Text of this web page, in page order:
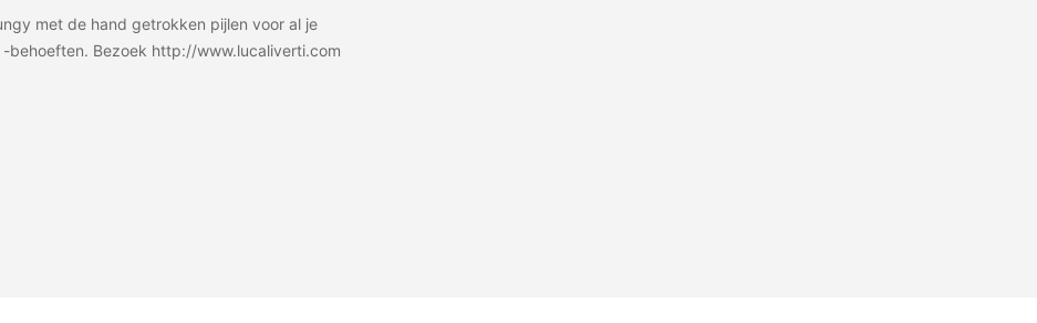
met de hand getrokken pijlen voor al je
-behoeften. Bezoek http://www.lucaliverti.com